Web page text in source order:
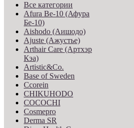
Все категории
Afura Be-10 (Афура
Бе-10)
Aishodo (Аишодо)
Ajuste (Ажустье)
Arthair Care (Артхэр
Кэа)
Artistic&Co.
Base of Sweden
Ccorein
CHIKUHODO
COCOCHI
Cosmepro
Derma SR